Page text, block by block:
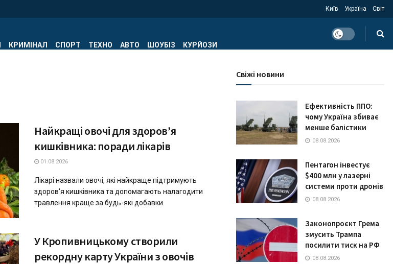
Київ Україна Світ
КРИМІНАЛ СПОРТ ТЕХНО АВТО ШОУБІЗ КУРЙОЗИ
Найкращі овочі для здоров’я
кишківника: поради лікарів
01.08.2026
Лікарі назвали овочі, які найкраще підтримують
здоров'я кишківника та допомагають налагодити
травлення краще за будь-які добавки.
У Кропивницькому створили
рекордну карту України з овочів
Свіжі новини
Ефективність ППО:
чому Україна збиває
менше балістики
08.08.2026
Пентагон інвестує
$400 млн у лазерні
системи проти дронів
08.08.2026
Законопроєкт Грема
змусить Трампа
посилити тиск на РФ
08.08.2026